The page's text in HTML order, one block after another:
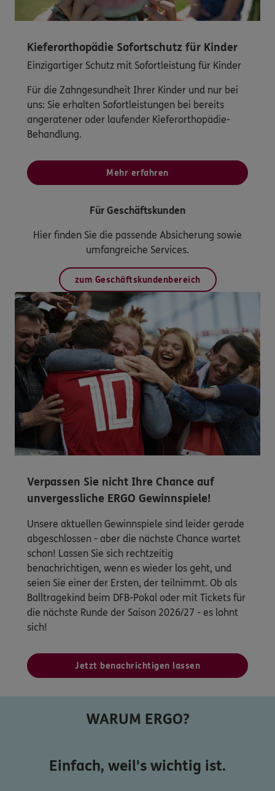
Kieferorthopädie Sofortschutz für Kinder
Einzigartiger Schutz mit Sofortleistung für Kinder
Für die Zahngesundheit Ihrer Kinder und nur bei
uns: Sie erhalten Sofortleistungen bei bereits
angeratener oder laufender Kieferorthopädie-
Behandlung.
Mehr erfahren
Für Geschäftskunden
Hier finden Sie die passende Absicherung sowie
umfangreiche Services.
zum Geschäftskundenbereich
Verpassen Sie nicht Ihre Chance auf
unvergessliche ERGO Gewinnspiele!
Unsere aktuellen Gewinnspiele sind leider gerade
abgeschlossen - aber die nächste Chance wartet
schon! Lassen Sie sich rechtzeitig
benachrichtigen, wenn es wieder los geht, und
seien Sie einer der Ersten, der teilnimmt. Ob als
Balltragekind beim DFB-Pokal oder mit Tickets für
die nächste Runde der Saison 2026/27 - es lohnt
sich!
Jetzt benachrichtigen lassen
WARUM ERGO?
Einfach, weil's wichtig ist.